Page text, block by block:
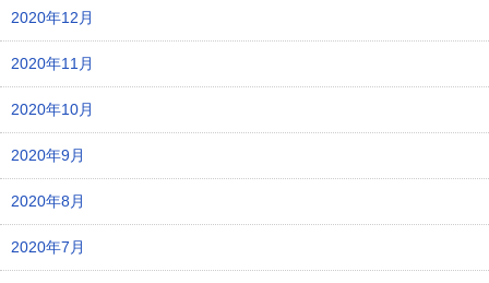
2020年12月
2020年11月
2020年10月
2020年9月
2020年8月
2020年7月